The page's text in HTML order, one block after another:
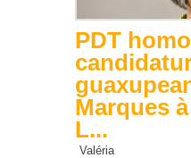
PDT
Marques
L...
Valéria